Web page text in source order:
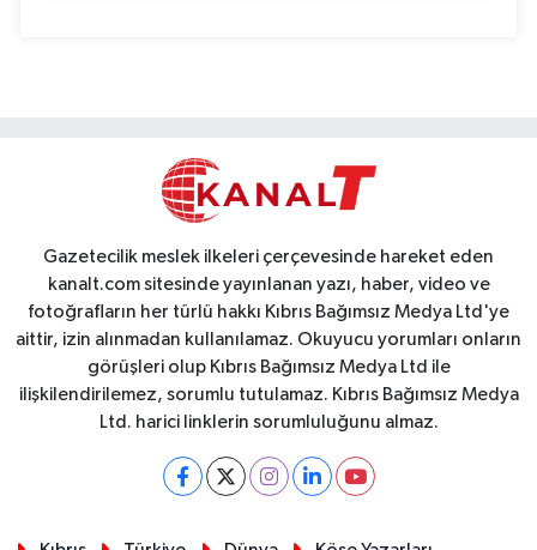
Gazetecilik meslek ilkeleri çerçevesinde hareket eden
kanalt.com sitesinde yayınlanan yazı, haber, video ve
fotoğrafların her türlü hakkı Kıbrıs Bağımsız Medya Ltd'ye
aittir, izin alınmadan kullanılamaz. Okuyucu yorumları onların
görüşleri olup Kıbrıs Bağımsız Medya Ltd ile
ilişkilendirilemez, sorumlu tutulamaz. Kıbrıs Bağımsız Medya
Ltd. harici linklerin sorumluluğunu almaz.